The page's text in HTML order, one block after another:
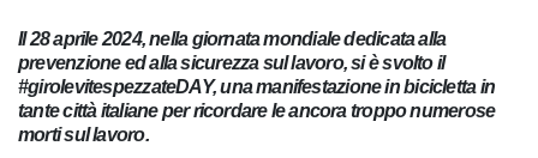
Il 28 aprile 2024, nella giornata mondiale dedicata alla
prevenzione ed alla sicurezza sul lavoro, si è svolto il
#girolevitespezzateDAY, una manifestazione in bicicletta in
tante città italiane per ricordare le ancora troppo
numerose morti sul lavoro.